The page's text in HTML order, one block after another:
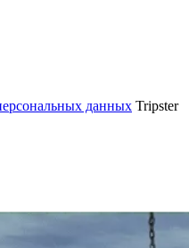
данных Tripster